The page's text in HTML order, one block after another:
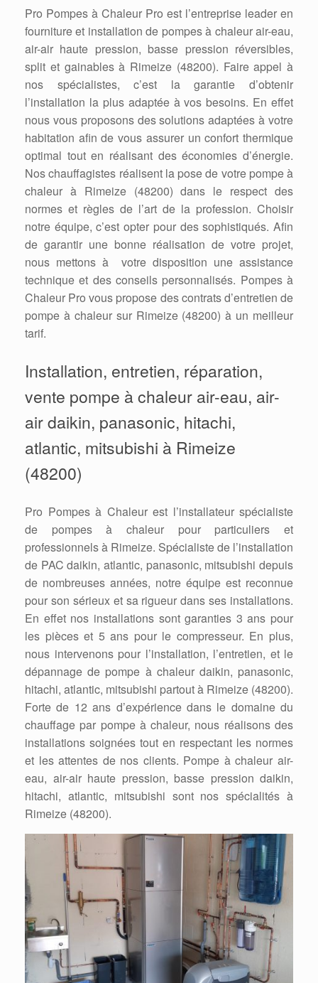
Pro Pompes à Chaleur Pro est l’entreprise leader en
fourniture et installation de pompes à chaleur air-eau,
air-air haute pression, basse pression réversibles,
split et gainables à Rimeize (48200). Faire appel à
nos spécialistes, c’est la garantie d’obtenir
l’installation la plus adaptée à vos besoins. En effet
nous vous proposons des solutions adaptées à votre
habitation afin de vous assurer un confort thermique
optimal tout en réalisant des économies d’énergie.
Nos chauffagistes réalisent la pose de votre pompe à
chaleur à Rimeize (48200) dans le respect des
normes et règles de l’art de la profession. Choisir
notre équipe, c’est opter pour des sophistiqués. Afin
de garantir une bonne réalisation de votre projet,
nous mettons à votre disposition une assistance
technique et des conseils personnalisés. Pompes à
Chaleur Pro vous propose des contrats d’entretien de
pompe à chaleur sur Rimeize (48200) à un meilleur
tarif.
Installation, entretien, réparation,
vente pompe à chaleur air-eau, air-
air daikin, panasonic, hitachi,
atlantic, mitsubishi à Rimeize
(48200)
Pro Pompes à Chaleur est l’installateur spécialiste
de pompes à chaleur pour particuliers et
professionnels à Rimeize. Spécialiste de l’installation
de PAC daikin, atlantic, panasonic, mitsubishi depuis
de nombreuses années, notre équipe est reconnue
pour son sérieux et sa rigueur dans ses installations.
En effet nos installations sont garanties 3 ans pour
les pièces et 5 ans pour le compresseur. En plus,
nous intervenons pour l’installation, l’entretien, et le
dépannage de pompe à chaleur daikin, panasonic,
hitachi, atlantic, mitsubishi partout à Rimeize (48200).
Forte de 12 ans d’expérience dans le domaine du
chauffage par pompe à chaleur, nous réalisons des
installations soignées tout en respectant les normes
et les attentes de nos clients. Pompe à chaleur air-
eau, air-air haute pression, basse pression daikin,
hitachi, atlantic, mitsubishi sont nos spécialités à
Rimeize (48200).